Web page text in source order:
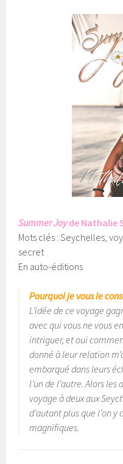
Summer Joyde Nathalie
Mots clés : Seychelles,
secret
En auto-éditions
Pourquoi je vous le
L’idée de ce voyage
avec qui vous ne vous
intriguer, et oui
donné à leur relation
embarqué dans leurs
l’un de l’autre. Alors
voyage à deux aux
d’autant plus que l’on
magnifiques.